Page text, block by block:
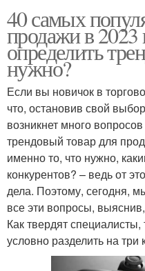
40 самых
продажи в 2023
определить
нужно?
Если вы новичок в
что, остановив свой
возникнет много
трендовый товар для
именно то, что нужно,
конкурентов? – ведь от
дела. Поэтому, сегодня,
все эти вопросы,
Как твердят
условно разделить на три